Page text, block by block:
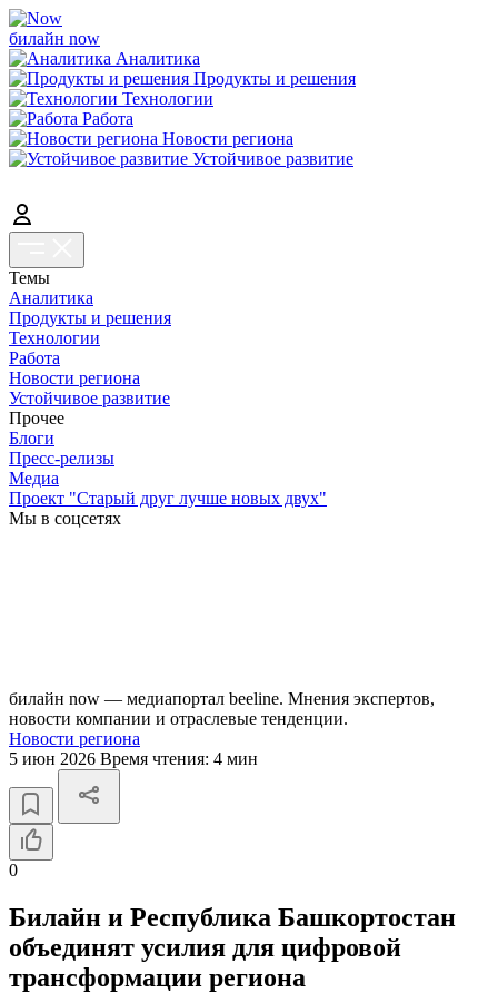
билайн now
Аналитика
Продукты и решения
Технологии
Работа
Новости региона
Устойчивое развитие
Темы
Аналитика
Продукты и решения
Технологии
Работа
Новости региона
Устойчивое развитие
Прочее
Блоги
Пресс-релизы
Медиа
Проект "Старый друг лучше новых двух"
Мы в соцсетях
билайн now — медиапортал beeline. Мнения экспертов,
новости компании и отраслевые тенденции.
Новости региона
5 июн 2026 Время чтения: 4 мин
0
Билайн и Республика Башкортостан
объединят усилия для цифровой
трансформации региона